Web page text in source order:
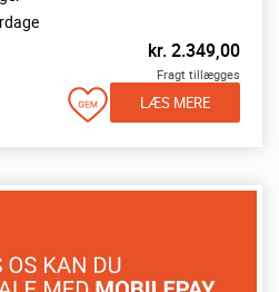
kr.2.349,00
Fragt tillægges
LÆS MERE